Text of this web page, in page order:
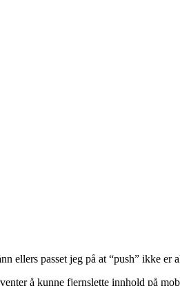
ellers passet jeg på at “push” ikke
å kunne fjernslette innhold på